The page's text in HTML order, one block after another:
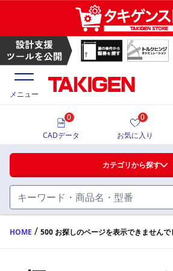
ハンドル・取手・つまみ・周
FA・A
蝶番・ステー・周辺機器
価格一覧
製品カタログ
メニュー
カテゴリから探す
0
CADデータ
0
お気に入り
HOME / 500 お探しのページを表示できませんで